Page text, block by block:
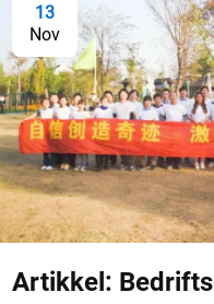
13
Nov
Artikkel: Bedrifts